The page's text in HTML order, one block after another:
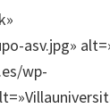
asv.jpg»
wp-